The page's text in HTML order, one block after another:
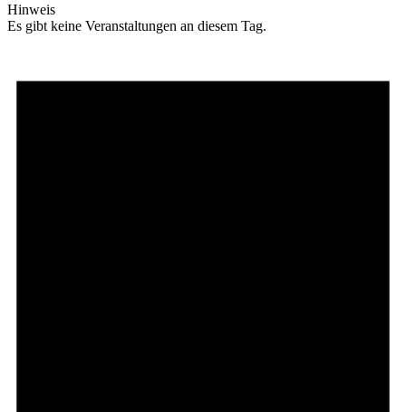
Hinweis
Es gibt keine Veranstaltungen an diesem Tag.